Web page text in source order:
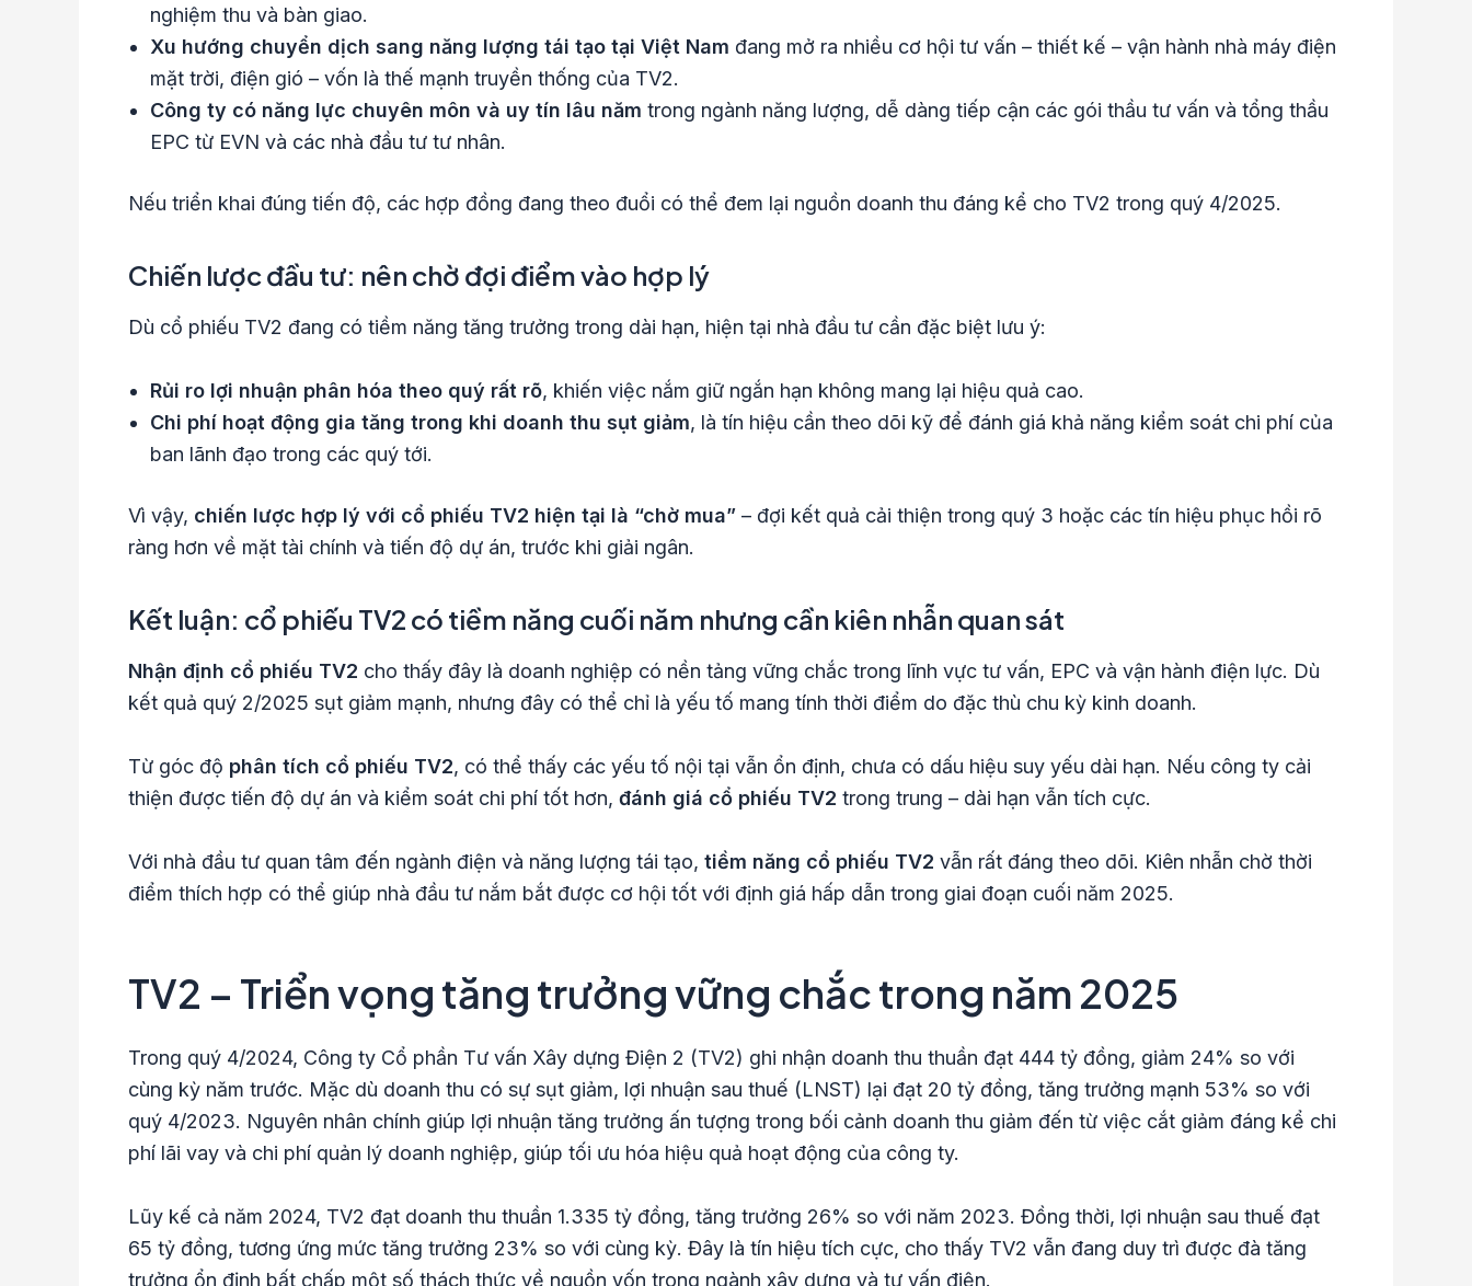
nghiệm thu và bàn giao.
Xu hướng chuyển dịch sang năng lượng tái tạo tại Việt Nam đang mở ra nhiều cơ hội tư vấn – thiết kế – vận hành nhà máy điện
mặt trời, điện gió – vốn là thế mạnh truyền thống của TV2.
Công ty có năng lực chuyên môn và uy tín lâu năm trong ngành năng lượng, dễ dàng tiếp cận các gói thầu tư vấn và tổng thầu
EPC từ EVN và các nhà đầu tư tư nhân.
Nếu triển khai đúng tiến độ, các hợp đồng đang theo đuổi có thể đem lại nguồn doanh thu đáng kể cho TV2 trong quý 4/2025.
Chiến lược đầu tư: nên chờ đợi điểm vào hợp lý
Dù cổ phiếu TV2 đang có tiềm năng tăng trưởng trong dài hạn, hiện tại nhà đầu tư cần đặc biệt lưu ý:
Rủi ro lợi nhuận phân hóa theo quý rất rõ, khiến việc nắm giữ ngắn hạn không mang lại hiệu quả cao.
Chi phí hoạt động gia tăng trong khi doanh thu sụt giảm, là tín hiệu cần theo dõi kỹ để đánh giá khả năng kiểm soát chi phí của
ban lãnh đạo trong các quý tới.
Vì vậy, chiến lược hợp lý với cổ phiếu TV2 hiện tại là “chờ mua” – đợi kết quả cải thiện trong quý 3 hoặc các tín hiệu phục hồi rõ
ràng hơn về mặt tài chính và tiến độ dự án, trước khi giải ngân.
Kết luận: cổ phiếu TV2 có tiềm năng cuối năm nhưng cần kiên nhẫn quan sát
Nhận định cổ phiếu TV2 cho thấy đây là doanh nghiệp có nền tảng vững chắc trong lĩnh vực tư vấn, EPC và vận hành điện lực. Dù
kết quả quý 2/2025 sụt giảm mạnh, nhưng đây có thể chỉ là yếu tố mang tính thời điểm do đặc thù chu kỳ kinh doanh.
Từ góc độ phân tích cổ phiếu TV2, có thể thấy các yếu tố nội tại vẫn ổn định, chưa có dấu hiệu suy yếu dài hạn. Nếu công ty cải
thiện được tiến độ dự án và kiểm soát chi phí tốt hơn, đánh giá cổ phiếu TV2 trong trung – dài hạn vẫn tích cực.
Với nhà đầu tư quan tâm đến ngành điện và năng lượng tái tạo, tiềm năng cổ phiếu TV2 vẫn rất đáng theo dõi. Kiên nhẫn chờ thời
điểm thích hợp có thể giúp nhà đầu tư nắm bắt được cơ hội tốt với định giá hấp dẫn trong giai đoạn cuối năm 2025.
TV2 – Triển vọng tăng trưởng vững chắc trong năm 2025
Trong quý 4/2024, Công ty Cổ phần Tư vấn Xây dựng Điện 2 (TV2) ghi nhận doanh thu thuần đạt 444 tỷ đồng, giảm 24% so với
cùng kỳ năm trước. Mặc dù doanh thu có sự sụt giảm, lợi nhuận sau thuế (LNST) lại đạt 20 tỷ đồng, tăng trưởng mạnh 53% so với
quý 4/2023. Nguyên nhân chính giúp lợi nhuận tăng trưởng ấn tượng trong bối cảnh doanh thu giảm đến từ việc cắt giảm đáng kể chi
phí lãi vay và chi phí quản lý doanh nghiệp, giúp tối ưu hóa hiệu quả hoạt động của công ty.
Lũy kế cả năm 2024, TV2 đạt doanh thu thuần 1.335 tỷ đồng, tăng trưởng 26% so với năm 2023. Đồng thời, lợi nhuận sau thuế đạt
65 tỷ đồng, tương ứng mức tăng trưởng 23% so với cùng kỳ. Đây là tín hiệu tích cực, cho thấy TV2 vẫn đang duy trì được đà tăng
trưởng ổn định bất chấp một số thách thức về nguồn vốn trong ngành xây dựng và tư vấn điện.